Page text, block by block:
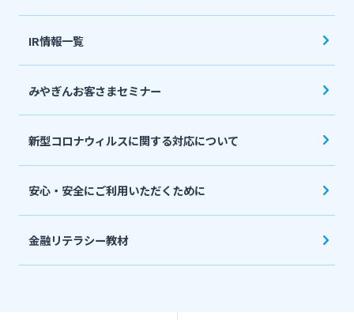
ニュースリリース一覧
採用情報
IR情報一覧
みやぎんお客さまセミナー
新型コロナウィルスに関する対応について
安心・安全にご利用いただくために
金融リテラシー教材